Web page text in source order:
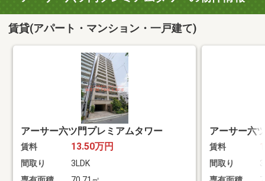
賃貸(アパート・マンション・一戸建て)
アーサー六ツ門プレミアムタワー
賃料 13.50万円
間取り
3LDK
アーサー六
賃料
間取り